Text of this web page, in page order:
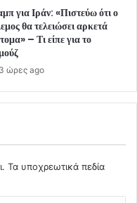
για Ιράν: «Πιστεύω ότι ο
θα τελειώσει αρκετά
– Τι είπε για το
ώρες ago
Τα υποχρεωτικά πεδία